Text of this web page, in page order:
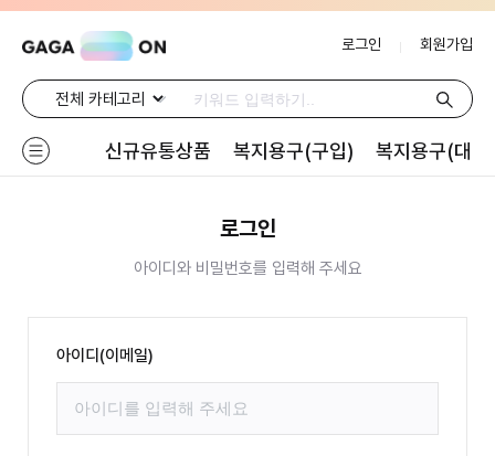
로그인 회원가입
신규유통상품 복지용구(구입) 복지용구(대여)
로그인
아이디와 비밀번호를 입력해 주세요
아이디(이메일)